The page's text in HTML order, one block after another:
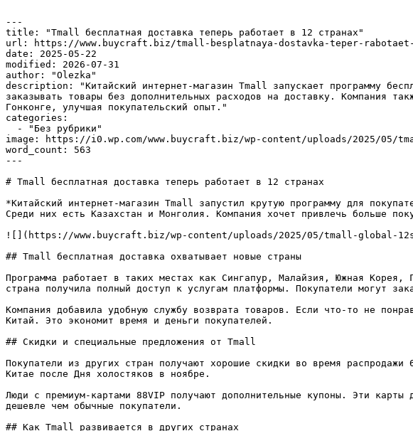
---
title: "Tmall бесплатная доставка теперь работает в 12 странах"
url: https://www.buycraft.biz/tmall-besplatnaya-dostavka-teper-
date: 2025-05-22
modified: 2026-07-31
author: "Olezka"
description: "Китайский интернет-магазин Tmall запускает программу
заказывать товары без дополнительных расходов на доставку. Компания
Гонконге, улучшая покупательский опыт."
categories:
image: https://i0.wp.com/www.buycraft.biz/wp-content/uploads/2025/05/
word_count: 563
---
# Tmall бесплатная доставка теперь работает в 12 странах
*Китайский интернет-магазин Tmall запустил крутую программу для
Среди них есть Казахстан и Монголия. Компания хочет привлечь больше
![](https://www.buycraft.biz/wp-content/uploads/2025/05/tmall-global-
## Tmall бесплатная доставка охватывает новые страны
Программа работает в таких местах как Сингапур, Малайзия, Южная
страна получила полный доступ к услугам платформы. Покупатели могут
Компания добавила удобную службу возврата товаров. Если что-то не
Китай. Это экономит время и деньги покупателей.
## Скидки и специальные предложения от Tmall
Покупатели из других стран получают хорошие скидки во время
Китае после Дня холостяков в ноябре.
Люди с премиум-картами 88VIP получают дополнительные купоны. Эти
дешевле чем обычные покупатели.
## Как Tmall развивается в других странах